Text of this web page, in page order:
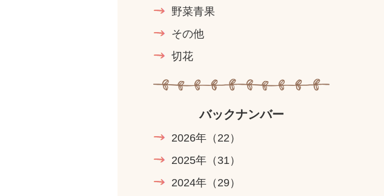
野菜青果
その他
切花
バックナンバー
2026年 （22）
2025年 （31）
2024年 （29）